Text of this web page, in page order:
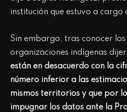
institución que estuvo a cargo
Sin embargo, tras conocer
organizaciones indígenas
están en desacuerdo con la
número inferior a las
mismos territorios y que por
impugnar los datos ante la